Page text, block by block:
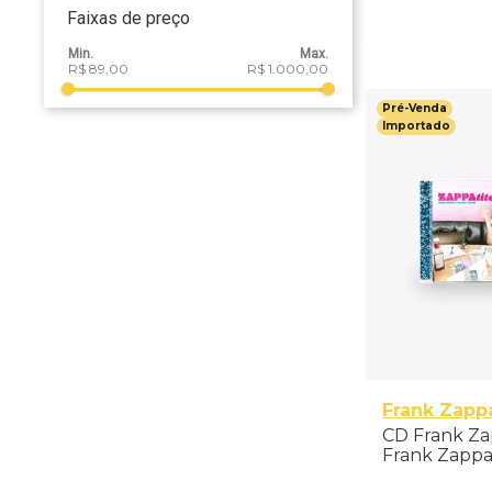
Faixas de preço
R$ 89,00 R$ 1.000,00
Pré-Venda
Importado
Frank
CD Frank
Frank